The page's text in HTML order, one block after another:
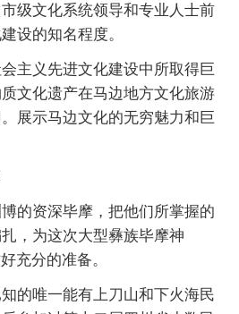
级文化系统领导和专业人士前
设的知名程度。
主义先进文化建设中所取得巨
文化遗产在马边地方文化旅游
展示马边文化的无穷魅力和巨
的资深毕摩，把他们所掌握的
，为这次大型彝族毕摩神
充分的准备。
的唯一能有上刀山和下火海民